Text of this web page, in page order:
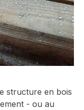
structure en bois
- ou au